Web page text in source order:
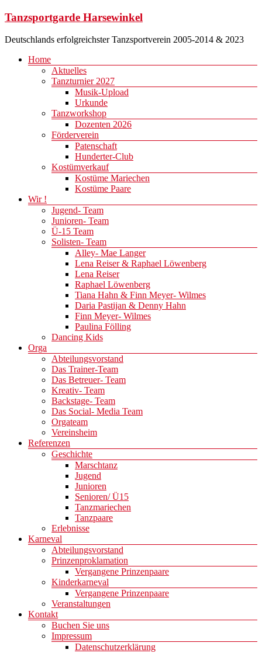
Zum
springen
Tanzsportgarde Harsewinkel
Deutschlands erfolgreichster Tanzsportverein 2005-2014 & 2023
Menü
Home
Aktuelles
Tanzturnier 2027
Musik-Upload
Urkunde
Tanzworkshop
Dozenten 2026
Förderverein
Patenschaft
Hunderter-Club
Kostümverkauf
Kostüme Mariechen
Kostüme Paare
Wir !
Jugend- Team
Junioren- Team
Ü-15 Team
Solisten- Team
Alley- Mae Langer
Lena Reiser & Raphael Löwenberg
Lena Reiser
Raphael Löwenberg
Tiana Hahn & Finn Meyer- Wilmes
Daria Pastijan & Denny Hahn
Finn Meyer- Wilmes
Paulina Fölling
Dancing Kids
Orga
Abteilungsvorstand
Das Trainer-Team
Das Betreuer- Team
Kreativ- Team
Backstage- Team
Das Social- Media Team
Orgateam
Vereinsheim
Referenzen
Geschichte
Marschtanz
Jugend
Junioren
Senioren/ Ü15
Tanzmariechen
Tanzpaare
Erlebnisse
Karneval
Abteilungsvorstand
Prinzenproklamation
Vergangene Prinzenpaare
Kinderkarneval
Vergangene Prinzenpaare
Veranstaltungen
Kontakt
Buchen Sie uns
Impressum
Datenschutzerklärung